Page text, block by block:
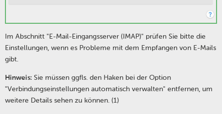
Im Abschnitt "E-Mail-Eingangsserver (IMAP)" prüfen Sie bitte die
Einstellungen, wenn es Probleme mit dem Empfangen von E-Mails
gibt.
Hinweis: Sie müssen ggfls. den Haken bei der Option
"Verbindungseinstellungen automatisch verwalten" entfernen, um
weitere Details sehen zu können. (1)